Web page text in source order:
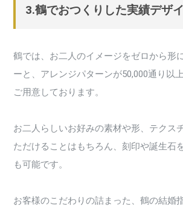
3.鶴でおつくりした実績デザ
鶴では、お二人のイメージをゼロから形
ーと、アレンジパターンが50,000通り以
ご用意しております。
お二人らしいお好みの素材や形、テクス
ただけることはもちろん、刻印や誕生石
も可能です。
お客様のこだわりの詰まった、鶴の結婚